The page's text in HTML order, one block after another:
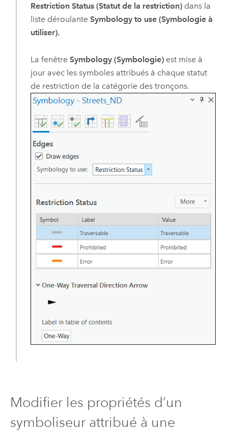
Restriction Status (Statut de la restriction)dans la
liste déroulante Symbology to use (Symbologie à
utiliser).
La fenêtre Symbology (Symbologie)est mise à
jour avec les symboles attribués à chaque statut
de restriction de la catégorie des tronçons.
Modifier les propriétés d’un
symboliseur attribué à une